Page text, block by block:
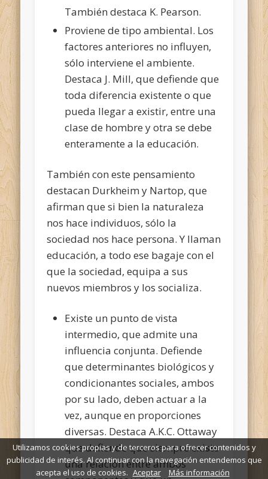
También destaca K. Pearson.
Proviene de tipo ambiental. Los
factores anteriores no influyen,
sólo interviene el ambiente.
Destaca J. Mill, que defiende que
toda diferencia existente o que
pueda llegar a existir, entre una
clase de hombre y otra se debe
enteramente a la educación.
También con este pensamiento
destacan Durkheim y Nartop, que
afirman que si bien la naturaleza
nos hace individuos, sólo la
sociedad nos hace persona. Y llaman
educación, a todo ese bagaje con el
que la sociedad, equipa a sus
nuevos miembros y los socializa.
Existe un punto de vista
intermedio, que admite una
influencia conjunta. Defiende
que determinantes biológicos y
condicionantes sociales, ambos
por su lado, deben actuar a la
vez, aunque en proporciones
diversas. Destaca A.K.C. Ottaway
que defiende que siempre existe
una relación entre ambos
Utilizamos cookies propias y de terceros para ofrecer contenidos y
publicidad de interés. Al continuar con la navegación entendemos que
acepta el uso de cookies. Aceptar Más información